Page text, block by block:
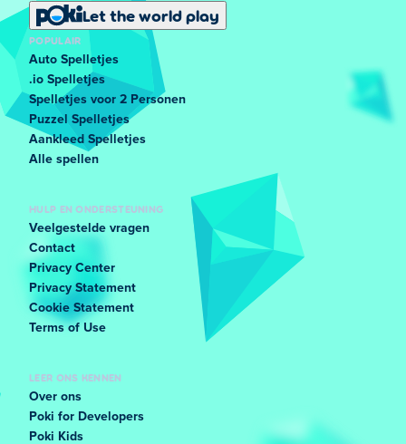
Let the world play
POPULAIR
Auto Spelletjes
.io Spelletjes
Spelletjes voor 2 Personen
Puzzel Spelletjes
Aankleed Spelletjes
Alle spellen
HULP EN ONDERSTEUNING
Veelgestelde vragen
Contact
Privacy Center
Privacy Statement
Cookie Statement
Terms of Use
LEER ONS KENNEN
Over ons
Poki for Developers
Poki Kids